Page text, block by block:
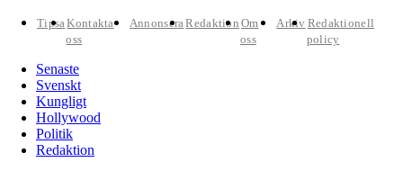
TipsaKontakta
oss
AnnonseraRedaktion Om
oss
Arkiv Redaktionell
policy
Senaste
Svenskt
Kungligt
Hollywood
Politik
Redaktion